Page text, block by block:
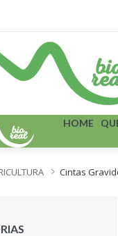
HOME
Cintas